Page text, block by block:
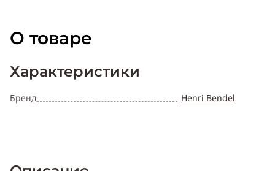
О товаре
Характеристики
Бренд Henri Bendel